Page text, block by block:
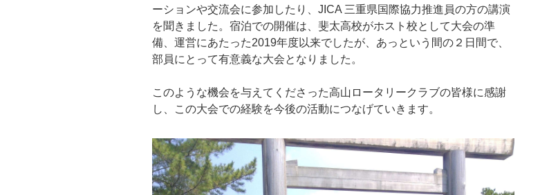
ーションや交流会に参加したり、JICA 三重県国際協力推進員の方の講演
を聞きました。宿泊での開催は、斐太高校がホスト校として大会の準
備、運営にあたった2019年度以来でしたが、あっという間の２日間で、
部員にとって有意義な大会となりました。
このような機会を与えてくださった高山ロータリークラブの皆様に感謝
し、この大会での経験を今後の活動につなげていきます。